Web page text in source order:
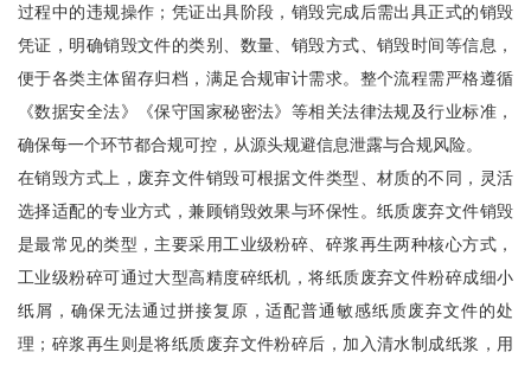
过程中的违规操作；凭证出具阶段，销毁完成后需出具正式的销毁
凭证，明确销毁文件的类别、数量、销毁方式、销毁时间等信息，
便于各类主体留存归档，满足合规审计需求。整个流程需严格遵循
《数据安全法》《保守国家秘密法》等相关法律法规及行业标准，
确保每一个环节都合规可控，从源头规避信息泄露与合规风险。
在销毁方式上，废弃文件销毁可根据文件类型、材质的不同，灵活
选择适配的专业方式，兼顾销毁效果与环保性。纸质废弃文件销毁
是最常见的类型，主要采用工业级粉碎、碎浆再生两种核心方式，
工业级粉碎可通过大型高精度碎纸机，将纸质废弃文件粉碎成细小
纸屑，确保无法通过拼接复原，适配普通敏感纸质废弃文件的处
理；碎浆再生则是将纸质废弃文件粉碎后，加入清水制成纸浆，用